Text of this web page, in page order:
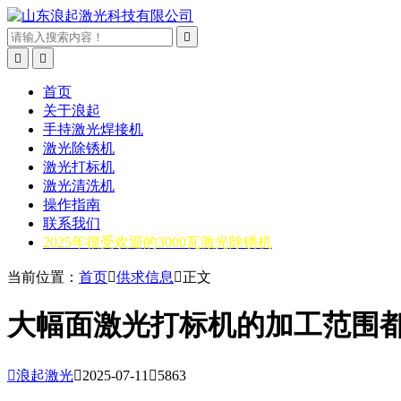



首页
关于浪起
手持激光焊接机
激光除锈机
激光打标机
激光清洗机
操作指南
联系我们
2025年很受欢迎的3000瓦激光除锈机
当前位置： 首页供求信息 正文
大幅面激光打标机的加工范围
浪起激光2025-07-11 5863